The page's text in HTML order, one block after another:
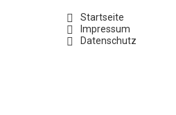
Startseite
Impressum
Datenschutz